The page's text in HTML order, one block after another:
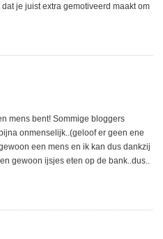
je juist extra gemotiveerd maakt om
mens bent! Sommige bloggers
onmenselijk..(geloof er geen ene
een mens en ik kan dus dankzij
gewoon ijsjes eten op de bank..dus..